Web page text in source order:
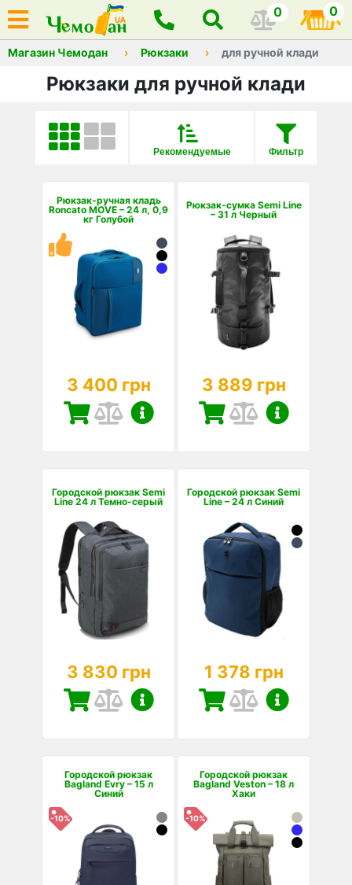
0 0
Магазин Чемодан Рюкзаки для ручной клади
Рюкзаки для ручной клади
Фильтр
Рекомендуемые
Рюкзак-ручная кладь
Roncato MOVE – 24 л, 0,9
кг Голубой
3 400 грн
Рюкзак-сумка Semi Line
– 31 л Черный
3 889 грн
Городской рюкзак Semi
Line 24 л Темно-серый
3 830 грн
Городской рюкзак Semi
Line – 24 л Синий
1 378 грн
Городской рюкзак
Bagland Evry – 15 л
Синий
-10%
Городской рюкзак
Bagland Veston – 18 л
Хаки
-10%